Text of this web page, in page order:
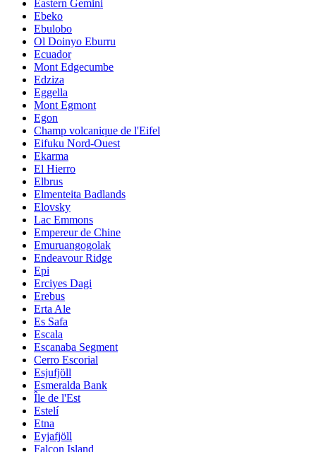
Eastern Gemini
Ebeko
Ebulobo
Ol Doinyo Eburru
Ecuador
Mont Edgecumbe
Edziza
Eggella
Mont Egmont
Egon
Champ volcanique de l'Eifel
Eifuku Nord-Ouest
Ekarma
El Hierro
Elbrus
Elmenteita Badlands
Elovsky
Lac Emmons
Empereur de Chine
Emuruangogolak
Endeavour Ridge
Epi
Erciyes Dagi
Erebus
Erta Ale
Es Safa
Escala
Escanaba Segment
Cerro Escorial
Esjufjöll
Esmeralda Bank
Île de l'Est
Estelí
Etna
Eyjafjöll
Falcon Island